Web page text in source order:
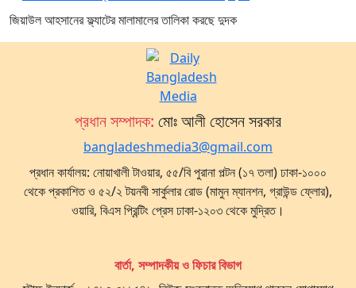
জিয়াউল আহসানের ফ্ল্যাটের মালামালের তালিকা করছে দুদক
প্রধান সম্পাদক: মোঃ আলী হোসেন সরকার
bangladeshmedia3@gmail.com
প্রধান কার্যালয়: নোয়াখালী টাওয়ার, ৫৫/বি পুরানা পল্টন (১৭ তলা) ঢাকা-১০০০
থেকে প্রকাশিত ও ৫২/২ টয়নবী সার্কুলার রোড (মামুন ম্যানশন, গ্রাউন্ড ফ্লোর),
ওয়ারি, বিএস প্রিন্টিং প্রেস ঢাকা-১২০৩ থেকে মুদ্রিত।
বার্তা, সম্পাদকীয় ও ফিচার বিভাগ